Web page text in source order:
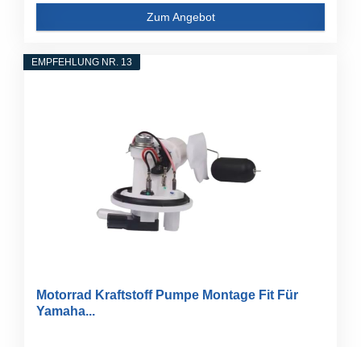
Zum Angebot
EMPFEHLUNG NR. 13
Motorrad Kraftstoff Pumpe Montage Fit Für
Yamaha...